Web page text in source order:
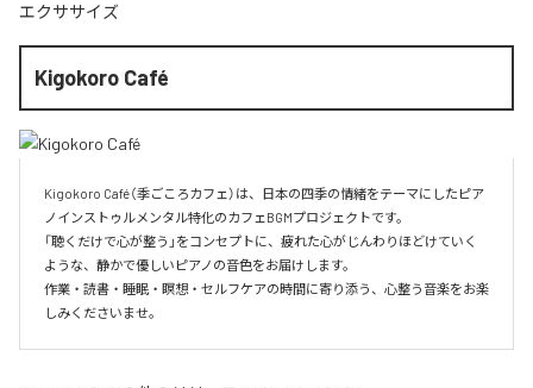
エクササイズ
Kigokoro Café
Kigokoro Café（季ごころカフェ）は、日本の四季の情緒をテーマにしたピア
ノインストゥルメンタル特化のカフェBGMプロジェクトです。
「聴くだけで心が整う」をコンセプトに、疲れた心がじんわりほどけていく
ような、静かで優しいピアノの音色をお届けします。
作業・読書・睡眠・瞑想・セルフケアの時間に寄り添う、心整う音楽をお楽
しみくださいませ。